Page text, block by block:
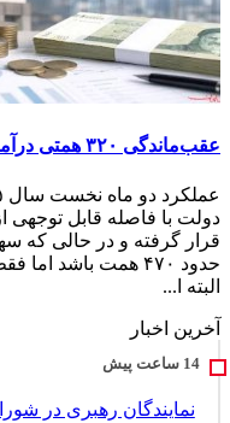
عقب‌ماندگی ۳۲۰ همتی درآمدهای مالیاتی در دو ماه نخست سال
دولت با فاصله قابل توجهی
قرار گرفته و در حالی که
البته ا...
آخرین اخبار
نمایندگان رهبری در